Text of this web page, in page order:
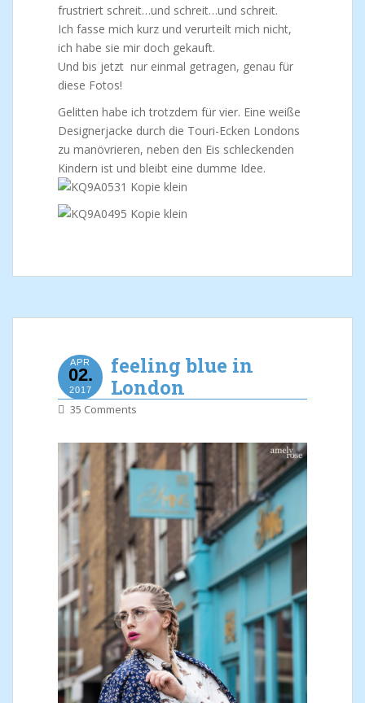
frustriert schreit…und schreit…und schreit.
Ich fasse mich kurz und verurteilt mich nicht,
ich habe sie mir doch gekauft.
Und bis jetzt nur einmal getragen, genau für
diese Fotos!
Gelitten habe ich trotzdem für vier. Eine weiße
Designerjacke durch die Touri-Ecken Londons
zu manövrieren, neben den Eis schleckenden
Kindern ist und bleibt eine dumme Idee.
APR
02.
2017
feeling blue in
London
35 Comments